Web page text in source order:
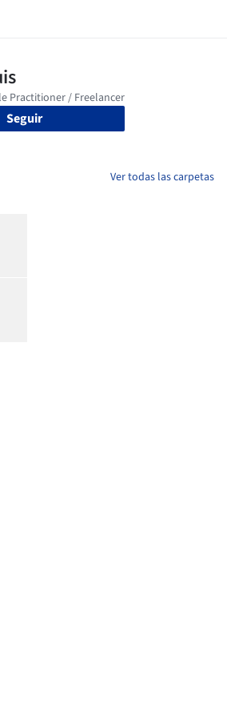
Seguir
Ver todas las carpetas